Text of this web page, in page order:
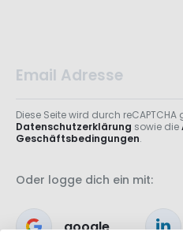
Diese Seite wird durch
Datenschutzerklärung sowie die
Geschäftsbedingungen.
Oder logge dich ein mit:
google